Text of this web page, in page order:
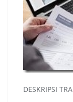
DESKRIPSI